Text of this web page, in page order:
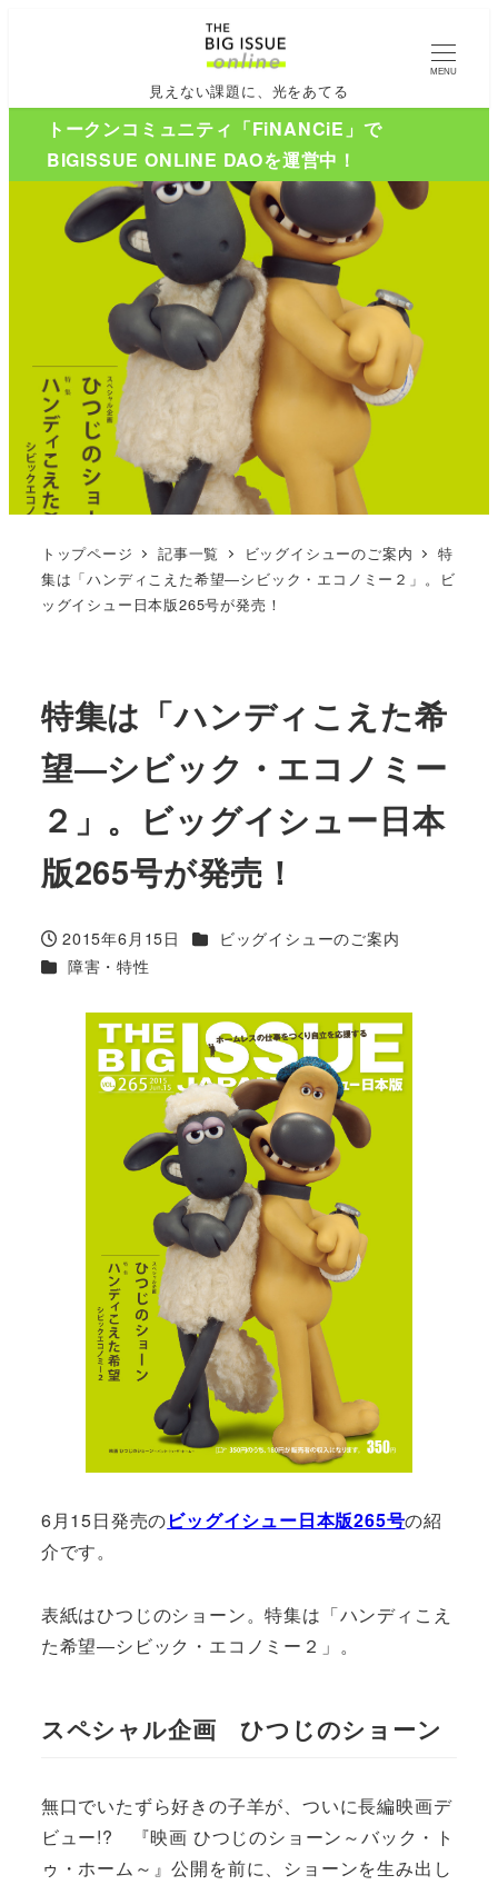
見えない課題に、光をあてる
MENU
トークンコミュニティ「FiNANCiE」で
BIGISSUE ONLINE DAOを運営中！
トップページ 記事一覧 ビッグイシューのご案内
特
集は「ハンディこえた希望―シビック・エコノミー２」。ビ
ッグイシュー日本版265号が発売！
特集は「ハンディこえた希
望―シビック・エコノミー
２」。ビッグイシュー日本
版265号が発売！
投稿日
2015年6月15日 カテゴリー
ビッグイシューのご案内
カテゴリー
障害・特性
6月15日発売のビッグイシュー日本版265号の紹
介です。
表紙はひつじのショーン。特集は「ハンディこえ
た希望―シビック・エコノミー２」。
スペシャル企画 ひつじのショーン
無口でいたずら好きの子羊が、ついに長編映画デ
ビュー!? 『映画 ひつじのショーン～バック・ト
ゥ・ホーム～』公開を前に、ショーンを生み出し